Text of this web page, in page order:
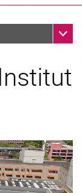
Link in einem